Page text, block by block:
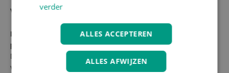
Veelgestelde vragen
Is deze hendel compatibel met andere merken dropper
De Bontrager Line Elite Dropper hendel is primair ontworpen
voor Bontrager dropper posts, maar kan ook werken met veel
verder
ALLES ACCEPTEREN
ALLES AFWIJZEN